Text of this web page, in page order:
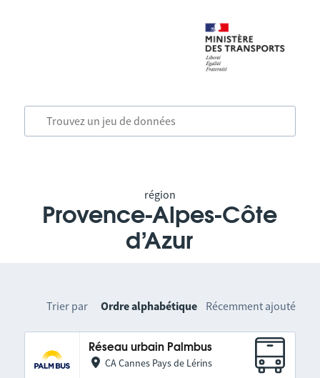
région
Provence-Alpes-Côte
d’Azur
Trier par Ordre alphabétique Récemment ajouté
Réseau urbain Palmbus
CA Cannes Pays de Lérins